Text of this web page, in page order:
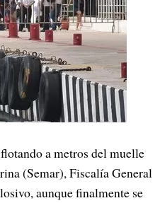
a metros del muelle
(Semar), Fiscalía General
aunque finalmente se